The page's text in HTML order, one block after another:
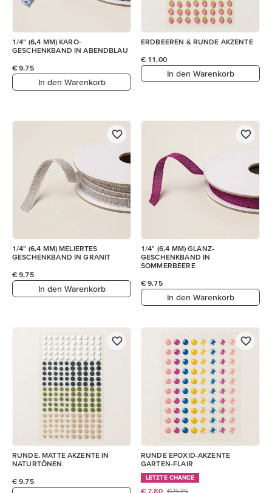
1/4" (6,4 MM) KARO-
GESCHENKBAND IN ABENDBLAU
€ 9,75
In den Warenkorb
ERDBEEREN & RUNDE AKZENTE
€ 11,00
In den Warenkorb
1/4" (6,4 MM) MELIERTES
GESCHENKBAND IN GRANIT
€ 9,75
In den Warenkorb
1/4" (6,4 MM) GLANZ-
GESCHENKBAND IN
SOMMERBEERE
€ 9,75
In den Warenkorb
RUNDE, MATTE AKZENTE IN
NATURTÖNEN
€ 9,75
RUNDE EPOXID-AKZENTE
GARTEN-FLAIR
LETZTE CHANCE
€ 7,80 € 9,75